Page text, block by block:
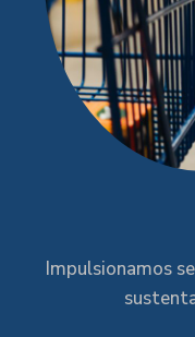
Impulsionamos